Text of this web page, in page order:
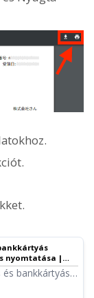
nyomtatása |
bankkártyás